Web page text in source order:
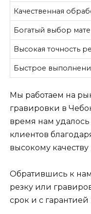
Качественная
Богатый выбор
Высокая точность
Быстрое
Мы работаем на
гравировки в
время нам
клиентов
высокому качеству
Обратившись к
резку или
срок и с гарантией